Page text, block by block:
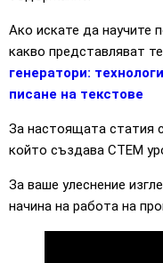
Ако искате да научите
какво представляват
генератори:
писане на текстове
За настоящата статия
който създава СТЕМ
За ваше улеснение
начина на работа на